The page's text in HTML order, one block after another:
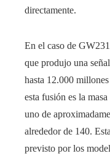
directamente.
En el caso de
que produjo una
hasta 12.000
esta fusión es la
uno de
alrededor de 140.
previsto por los